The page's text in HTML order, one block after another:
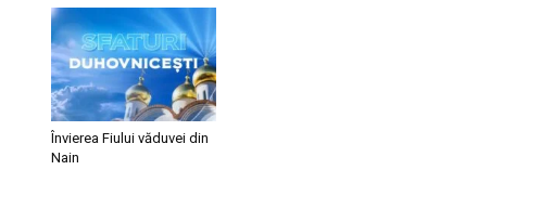
Învierea Fiului văduvei din
Nain